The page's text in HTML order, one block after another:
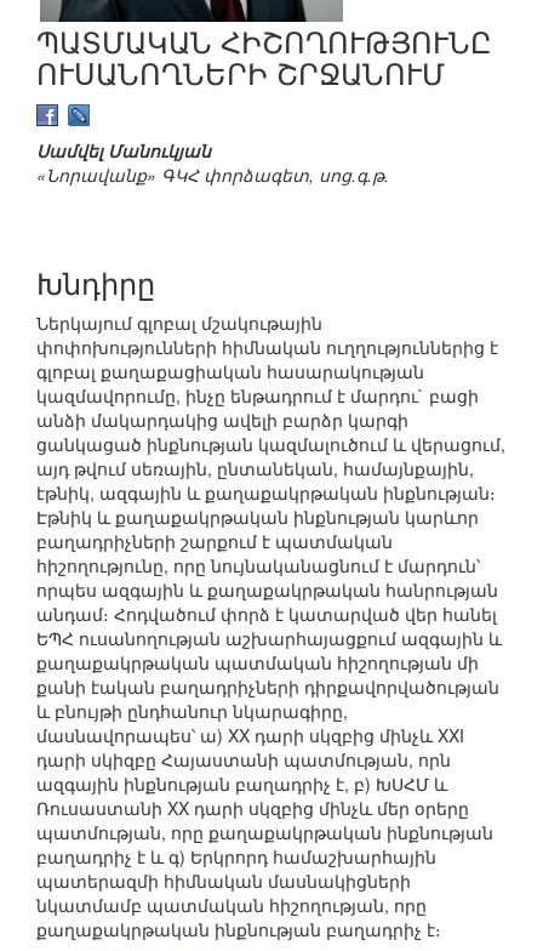
ՊԱՏՄԱԿԱՆ ՀԻՇՈՂՈՒԹՅՈՒՆԸ
ՈՒՍԱՆՈՂՆԵՐԻ ՇՐՋԱՆՈՒՄ
Սամվել Մանուկյան
«Նորավանք» ԳԿՀ փորձագետ, սոց.գ.թ.
Խնդիրը
Ներկայում գլոբալ մշակութային
փոփոխությունների հիմնական ուղղություններից է
գլոբալ քաղաքացիական հասարակության
կազմավորումը, ինչը ենթադրում է մարդու` բացի
անձի մակարդակից ավելի բարձր կարգի
ցանկացած ինքնության կազմալուծում և վերացում,
այդ թվում սեռային, ընտանեկան, համայնքային,
էթնիկ, ազգային և քաղաքակրթական ինքնության։
Էթնիկ և քաղաքակրթական ինքնության կարևոր
բաղադրիչների շարքում է պատմական
հիշողությունը, որը նույնականացնում է մարդուն՝
որպես ազգային և քաղաքակրթական հանրության
անդամ։ Հոդվածում փորձ է կատարված վեր հանել
ԵՊՀ ուսանողության աշխարհայացքում ազգային և
քաղաքակրթական պատմական հիշողության մի
քանի էական բաղադրիչների դիրքավորվածության
և բնույթի ընդհանուր նկարագիրը,
մասնավորապես՝ ա) XX դարի սկզբից մինչև XXI
դարի սկիզբը Հայաստանի պատմության, որն
ազգային ինքնության բաղադրիչ է, բ) ԽՍՀՄ և
Ռուսաստանի XX դարի սկզբից մինչև մեր օրերը
պատմության, որը քաղաքակրթական ինքնության
բաղադրիչ է և գ) Երկրորդ համաշխարհային
պատերազմի հիմնական մասնակիցների
նկատմամբ պատմական հիշողության, որը
քաղաքակրթական ինքնության բաղադրիչ է։